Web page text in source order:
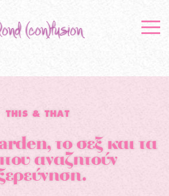
THIS & THAT
το σεξ και τα
αναζητούν